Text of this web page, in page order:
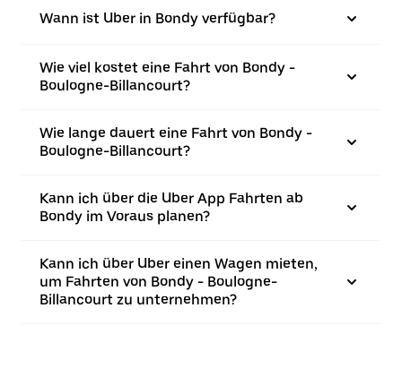
Wann ist Uber in Bondy verfügbar?
Wie viel kostet eine Fahrt von Bondy -
Boulogne-Billancourt?
Wie lange dauert eine Fahrt von Bondy -
Boulogne-Billancourt?
Kann ich über die Uber App Fahrten ab
Bondy im Voraus planen?
Kann ich über Uber einen Wagen mieten,
um Fahrten von Bondy - Boulogne-
Billancourt zu unternehmen?